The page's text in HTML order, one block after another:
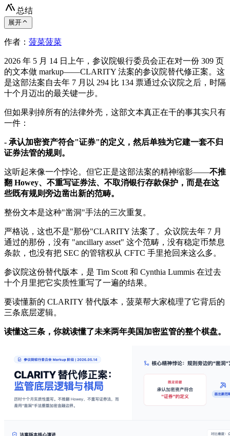
总结
展开
作者： 菠菜菠菜
2026 年 5 月 14 日上午，参议院银行委员会正在对一份 309 页
的文本做 markup——CLARITY 法案的参议院替代修正案。这
是这部法案自去年 7 月以 294 比 134 票通过众议院之后，时隔
十个月迈出的最关键一步。
但如果剥掉所有的法律外壳，这部文本真正在干的事其实只有
一件：
- 承认加密资产符合"证券"的定义，然后单独为它建一套不归
证券法管的规则。
这听起来像一个悖论。但它正是这部法案的精神缩影——不推
翻 Howey、不重写证券法、不取消银行存款保护，而是在这
些既有规则旁边凿出新的范畴。
整份文本是这种"凿洞"手法的三次重复。
严格说，这也不是"那份"CLARITY 法案了。众议院去年 7 月
通过的那份，没有 "ancillary asset" 这个范畴，没有稳定币禁息
条款，也没有把 SEC 的管辖权从 CFTC 手里抢回来这么多。
参议院这份替代版本，是 Tim Scott 和 Cynthia Lummis 在过去
十个月里把它实质性重写了一遍的结果。
要读懂新的 CLARITY 替代版本，菠菜帮大家梳理了它背后的
三条底层逻辑。
读懂这三条，你就读懂了未来两年美国加密监管的整个棋盘。